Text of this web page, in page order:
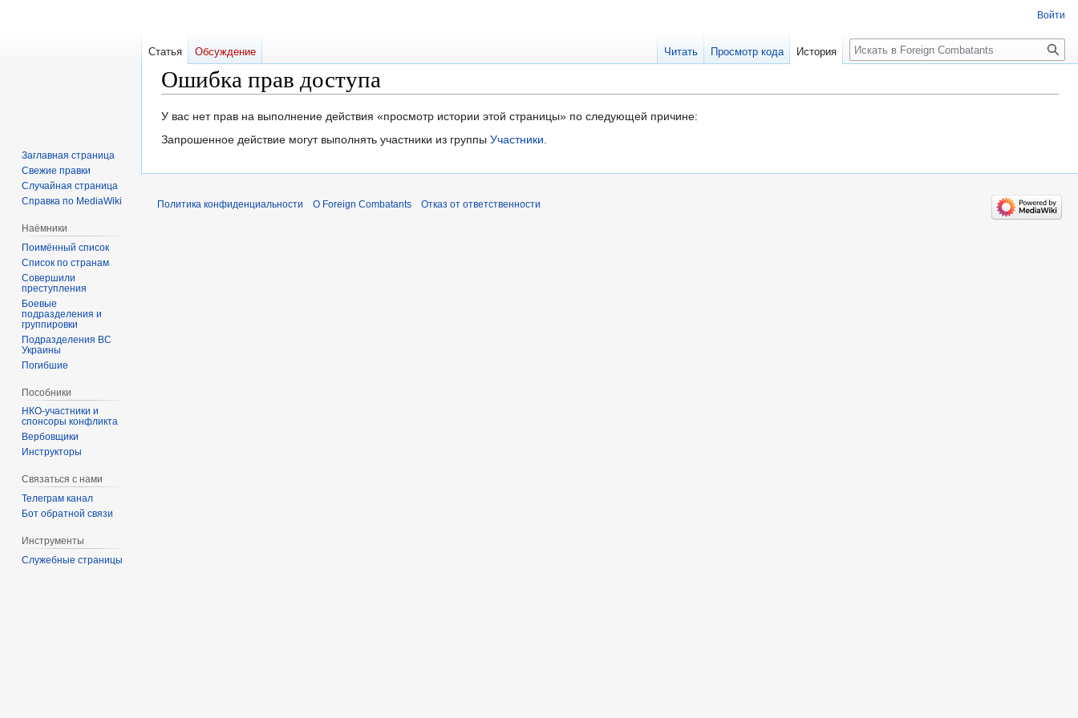
Ошибка прав доступа
Перейти
к
Перейти
к
У вас нет прав на выполнение действия «просмотр истории этой страницы» по следующей причине:
Запрошенное действие могут выполнять участники из группы Участники.
Войти
Статья Обсуждение Читать Просмотр кода История
Заглавная страница
Свежие правки
Случайная страница
Справка по MediaWiki
Наёмники
Поимённый список
Список по странам
Совершили
преступления
Боевые
подразделения и
группировки
Подразделения ВС
Украины
Погибшие
Пособники
спонсоры конфликта
‏‎Вербовщики
Инструкторы
Связаться с нами
Телеграм канал
Бот обратной связи
Инструменты
Служебные страницы
Политика конфиденциальности О Foreign Combatants Отказ от ответственности